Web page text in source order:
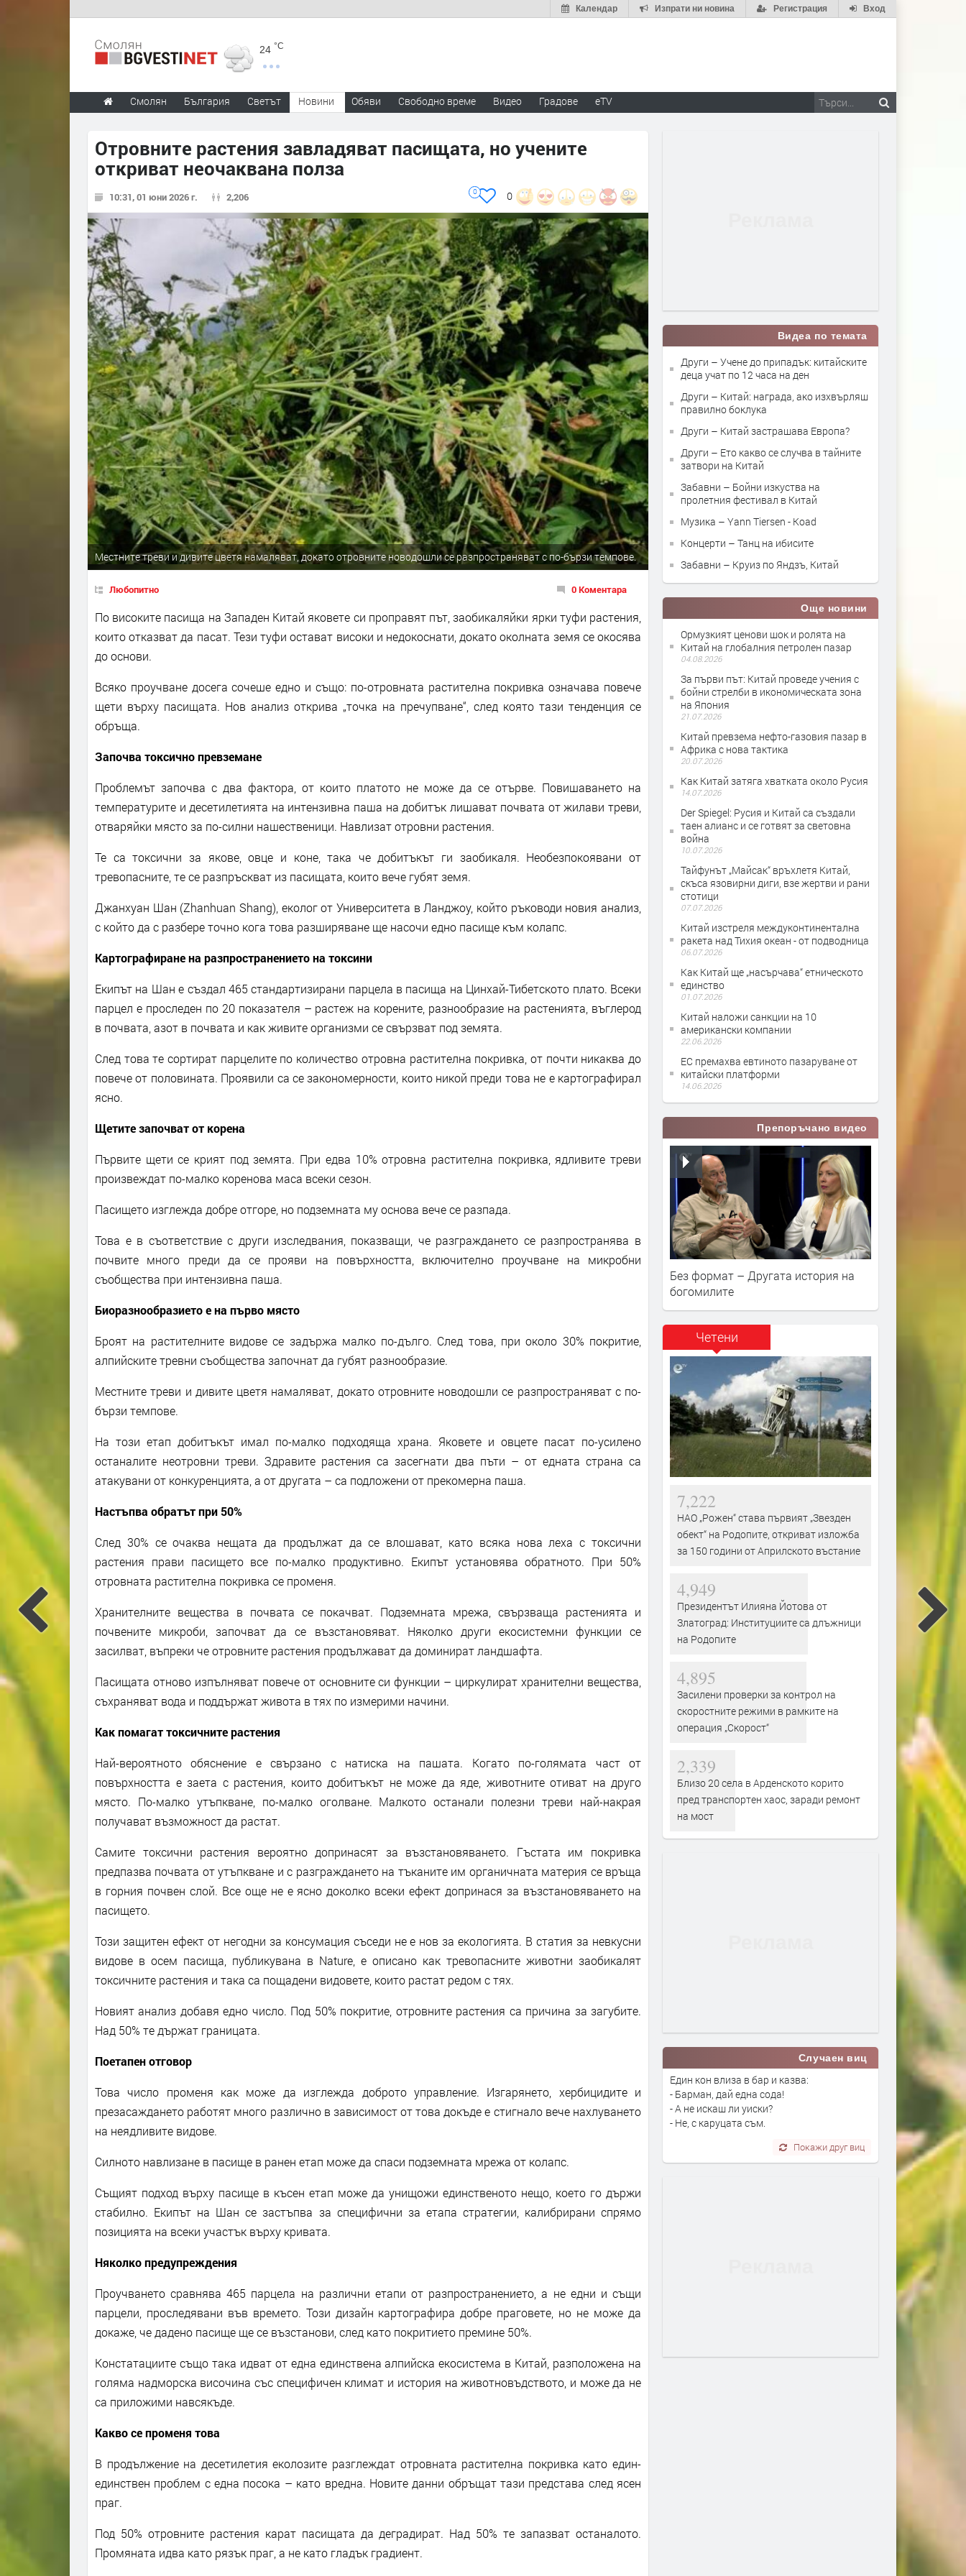
Вход
Регистрация
Изпрати ни новина
Календар
24 °C
Смолян България Светът Новини Обяви Свободно време Видео Градове eTV
Отровните растения завладяват пасищата, но учените
откриват неочаквана полза
10:31, 01 юни 2026 г. 2,206 0
0
Местните треви и дивите цветя намаляват, докато отровните новодошли се разпространяват с по-бързи темпове.
Любопитно 0 Коментара
По високите пасища на Западен Китай яковете си проправят път, заобикаляйки ярки туфи растения,
които отказват да пасат. Тези туфи остават високи и недокоснати, докато околната земя се окосява
до основи.
Всяко проучване досега сочеше едно и също: по-отровната растителна покривка означава повече
щети върху пасищата. Нов анализ открива „точка на пречупване“, след която тази тенденция се
обръща.
Започва токсично превземане
Проблемът започва с два фактора, от които платото не може да се отърве. Повишаването на
температурите и десетилетията на интензивна паша на добитък лишават почвата от жилави треви,
отваряйки място за по-силни нашественици. Навлизат отровни растения.
Те са токсични за якове, овце и коне, така че добитъкът ги заобикаля. Необезпокоявани от
тревопасните, те се разпръскват из пасищата, които вече губят земя.
Джанхуан Шан (Zhanhuan Shang), еколог от Университета в Ланджоу, който ръководи новия анализ,
с който да с разбере точно кога това разширяване ще насочи едно пасище към колапс.
Картографиране на разпространението на токсини
Екипът на Шан е създал 465 стандартизирани парцела в пасища на Цинхай-Тибетското плато. Всеки
парцел е проследен по 20 показателя – растеж на корените, разнообразие на растенията, въглерод
в почвата, азот в почвата и как живите организми се свързват под земята.
След това те сортират парцелите по количество отровна растителна покривка, от почти никаква до
повече от половината. Проявили са се закономерности, които никой преди това не е картографирал
ясно.
Щетите започват от корена
Първите щети се крият под земята. При едва 10% отровна растителна покривка, ядливите треви
произвеждат по-малко коренова маса всеки сезон.
Пасището изглежда добре отгоре, но подземната му основа вече се разпада.
Това е в съответствие с други изследвания, показващи, че разграждането се разпространява в
почвите много преди да се прояви на повърхността, включително проучване на микробни
съобщества при интензивна паша.
Биоразнообразието е на първо място
Броят на растителните видове се задържа малко по-дълго. След това, при около 30% покритие,
алпийските тревни съобщества започнат да губят разнообразие.
Местните треви и дивите цветя намаляват, докато отровните новодошли се разпространяват с по-
бързи темпове.
На този етап добитъкът имал по-малко подходяща храна. Яковете и овцете пасат по-усилено
останалите неотровни треви. Здравите растения са засегнати два пъти – от едната страна са
атакувани от конкуренцията, а от другата – са подложени от прекомерна паша.
Настъпва обратът при 50%
След 30% се очаква нещата да продължат да се влошават, като всяка нова леха с токсични
растения прави пасището все по-малко продуктивно. Екипът установява обратното. При 50%
отровната растителна покривка се променя.
Хранителните вещества в почвата се покачват. Подземната мрежа, свързваща растенията и
почвените микроби, започват да се възстановяват. Няколко други екосистемни функции се
засилват, въпреки че отровните растения продължават да доминират ландшафта.
Пасищата отново изпълняват повече от основните си функции – циркулират хранителни вещества,
съхраняват вода и поддържат живота в тях по измерими начини.
Как помагат токсичните растения
Най-вероятното обяснение е свързано с натиска на пашата. Когато по-голямата част от
повърхността е заета с растения, които добитъкът не може да яде, животните отиват на друго
място. По-малко утъпкване, по-малко оголване. Малкото останали полезни треви най-накрая
получават възможност да растат.
Самите токсични растения вероятно допринасят за възстановяването. Гъстата им покривка
предпазва почвата от утъпкване и с разграждането на тъканите им органичната материя се връща
в горния почвен слой. Все още не е ясно доколко всеки ефект допринася за възстановяването на
пасището.
Този защитен ефект от негодни за консумация съседи не е нов за екологията. В статия за невкусни
видове в осем пасища, публикувана в Nature, е описано как тревопасните животни заобикалят
токсичните растения и така са пощадени видовете, които растат редом с тях.
Новият анализ добавя едно число. Под 50% покритие, отровните растения са причина за загубите.
Над 50% те държат границата.
Поетапен отговор
Това число променя как може да изглежда доброто управление. Изгарянето, хербицидите и
презасаждането работят много различно в зависимост от това докъде е стигнало вече нахлуването
на неядливите видове.
Силното навлизане в пасище в ранен етап може да спаси подземната мрежа от колапс.
Същият подход върху пасище в късен етап може да унищожи единственото нещо, което го държи
стабилно. Екипът на Шан се застъпва за специфични за етапа стратегии, калибрирани спрямо
позицията на всеки участък върху кривата.
Няколко предупреждения
Проучването сравнява 465 парцела на различни етапи от разпространението, а не едни и същи
парцели, проследявани във времето. Този дизайн картографира добре праговете, но не може да
докаже, че дадено пасище ще се възстанови, след като покритието премине 50%.
Констатациите също така идват от една единствена алпийска екосистема в Китай, разположена на
голяма надморска височина със специфичен климат и история на животновъдството, и може да не
са приложими навсякъде.
Какво се променя това
В продължение на десетилетия еколозите разглеждат отровната растителна покривка като един-
единствен проблем с една посока – като вредна. Новите данни обръщат тази представа след ясен
праг.
Под 50% отровните растения карат пасищата да деградират. Над 50% те запазват останалото.
Промяната идва като рязък праг, а не като гладък градиент.
Видеа по темата
Други – Учене до припадък: китайските
деца учат по 12 часа на ден
Други – Китай: награда, ако изхвърляш
правилно боклука
Други – Китай застрашава Европа?
Други – Ето какво се случва в тайните
затвори на Китай
Забавни – Бойни изкуства на
пролетния фестивал в Китай
Музика – Yann Tiersen - Koad
Концерти – Танц на ибисите
Забавни – Круиз по Яндзъ, Китай
Още новини
Ормузкият ценови шок и ролята на
Китай на глобалния петролен пазар
04.08.2026
За първи път: Китай проведе учения с
бойни стрелби в икономическата зона
на Япония
21.07.2026
Китай превзема нефто-газовия пазар в
Африка с нова тактика
20.07.2026
Как Китай затяга хватката около Русия
14.07.2026
Der Spiegel: Русия и Китай са създали
таен алианс и се готвят за световна
война
10.07.2026
Тайфунът „Майсак“ връхлетя Китай,
скъса язовирни диги, взе жертви и рани
стотици
07.07.2026
Китай изстреля междуконтинентална
ракета над Тихия океан - от подводница
06.07.2026
Как Китай ще „насърчава“ етническото
единство
01.07.2026
Китай наложи санкции на 10
американски компании
22.06.2026
ЕС премахва евтиното пазаруване от
китайски платформи
14.06.2026
Препоръчано видео
Без формат – Другата история на
богомилите
Четени
7,222
НАО „Рожен“ става първият „Звезден
обект“ на Родопите, откриват изложба
за 150 години от Априлското въстание
4,949
Президентът Илияна Йотова от
Златоград: Институциите са длъжници
на Родопите
4,895
Засилени проверки за контрол на
скоростните режими в рамките на
операция „Скорост“
2,339
Близо 20 села в Арденското корито
пред транспортен хаос, заради ремонт
на мост
Случаен виц
Един кон влиза в бар и казва:
- Барман, дай една сода!
- А не искаш ли уиски?
- Не, с каруцата съм.
Покажи друг виц